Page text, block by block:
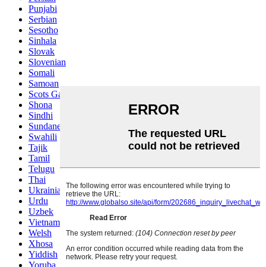
Punjabi
Serbian
Sesotho
Sinhala
Slovak
Slovenian
Somali
Samoan
Scots Gaelic
Shona
Sindhi
Sundanese
Swahili
Tajik
Tamil
Telugu
Thai
Ukrainian
Urdu
Uzbek
Vietnamese
Welsh
Xhosa
Yiddish